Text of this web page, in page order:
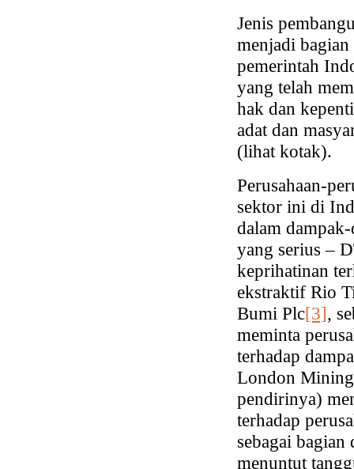
Jenis
menjadi
pemerintah
yang telah
hak dan
adat dan
(lihat kotak).
Perusahaan-
sektor ini di
dalam
yang serius –
keprihatinan
ekstraktif Rio
Bumi Plc[3],
meminta
terhadap
London
pendirinya)
terhadap
sebagai
menuntut